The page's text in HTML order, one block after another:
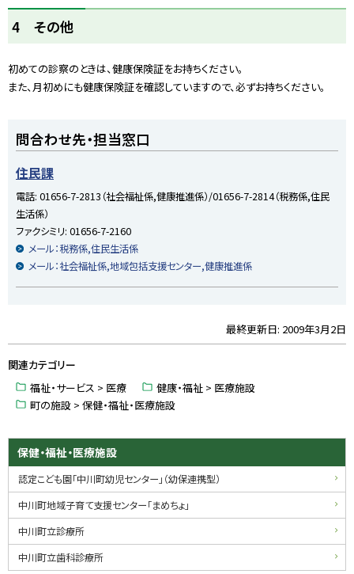
に
戻
4 その他
初めての診察のときは、健康保険証をお持ちください。
また、月初めにも健康保険証を確認していますので、必ずお持ちください。
に
戻
る
問合わせ先・担当窓口
住民課
電話: 01656-7-2813（社会福祉係,健康推進係）/01656-7-2814（税務係,住民
生活係）
ファクシミリ: 01656-7-2160
メール：税務係,住民生活係
メール：社会福祉係,地域包括支援センター,健康推進係
ッ
プ
に
戻
最終更新日: 2009年3月2日
関連カテゴリー
福祉・サービス > 医療
健康・福祉 > 医療施設
町の施設 > 保健・福祉・医療施設
サ
イ
ド
メ
保健・福祉・医療施設
認定こども園「中川町幼児センター」（幼保連携型）
中川町地域子育て支援センター「まめちょ」
中川町立診療所
中川町立歯科診療所